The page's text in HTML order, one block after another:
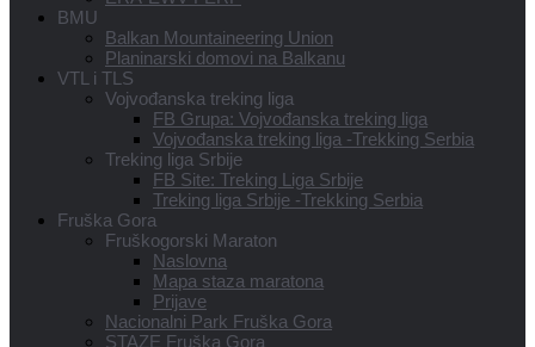
BMU
Balkan Mountaineering Union
Planinarski domovi na Balkanu
VTL i TLS
Vojvođanska treking liga
FB Grupa: Vojvođanska treking liga
Vojvođanska treking liga -Trekking Serbia
Treking liga Srbije
FB Site: Treking Liga Srbije
Treking liga Srbije -Trekking Serbia
Fruška Gora
Fruškogorski Maraton
Naslovna
Mapa staza maratona
Prijave
Nacionalni Park Fruška Gora
STAZE Fruška Gora